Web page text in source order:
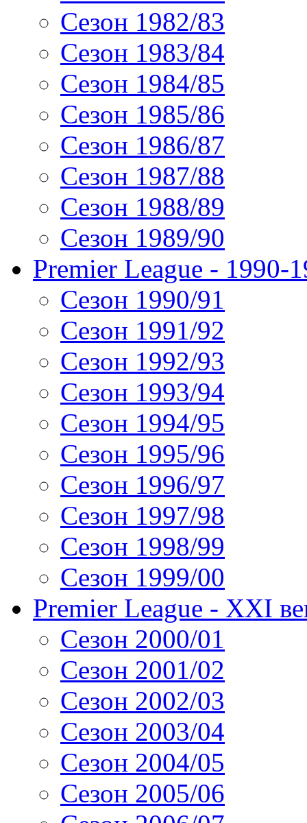
Сезон 1982/83
Сезон 1983/84
Сезон 1984/85
Сезон 1985/86
Сезон 1986/87
Сезон 1987/88
Сезон 1988/89
Сезон 1989/90
Premier League - 1990-
Сезон 1990/91
Сезон 1991/92
Сезон 1992/93
Сезон 1993/94
Сезон 1994/95
Сезон 1995/96
Сезон 1996/97
Сезон 1997/98
Сезон 1998/99
Сезон 1999/00
Premier League - XXI
Сезон 2000/01
Сезон 2001/02
Сезон 2002/03
Сезон 2003/04
Сезон 2004/05
Сезон 2005/06